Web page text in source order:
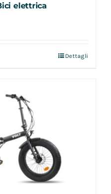
elettrica
Dettagli